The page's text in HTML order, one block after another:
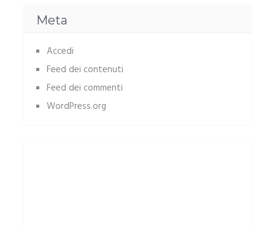
Meta
Accedi
Feed dei contenuti
Feed dei commenti
WordPress.org